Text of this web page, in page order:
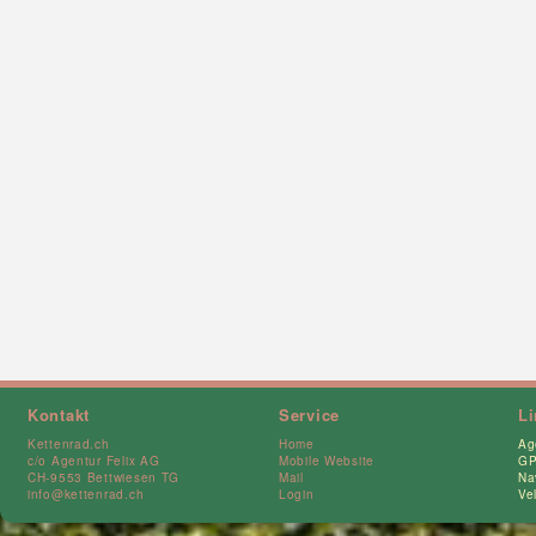
Kontakt
Kettenrad.ch
c/o Agentur Felix AG
CH-9553 Bettwiesen TG
info@kettenrad.ch
Service
Home
Mobile Website
Mail
Login